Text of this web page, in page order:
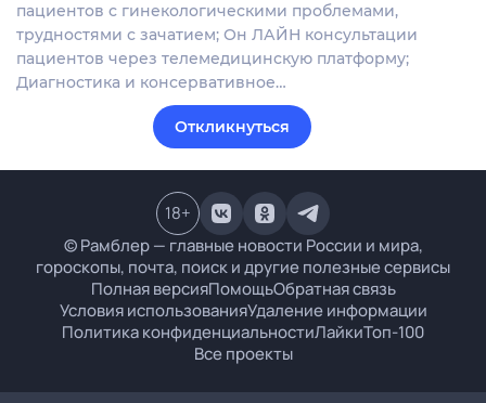
пациентов с гинекологическими проблемами,
трудностями с зачатием; Он ЛАЙН консультации
пациентов через телемедицинскую платформу;
Диагностика и консервативное…
Откликнуться
© Рамблер — главные новости России и мира,
гороскопы, почта, поиск и другие полезные сервисы
Полная версияПомощьОбратная связь
Условия использованияУдаление информации
Политика конфиденциальностиЛайкиТоп-100
Все проекты
18+